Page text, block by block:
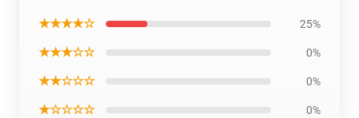
★★★★☆ 25%
★★★☆☆ 0%
★★☆☆☆ 0%
★☆☆☆☆ 0%